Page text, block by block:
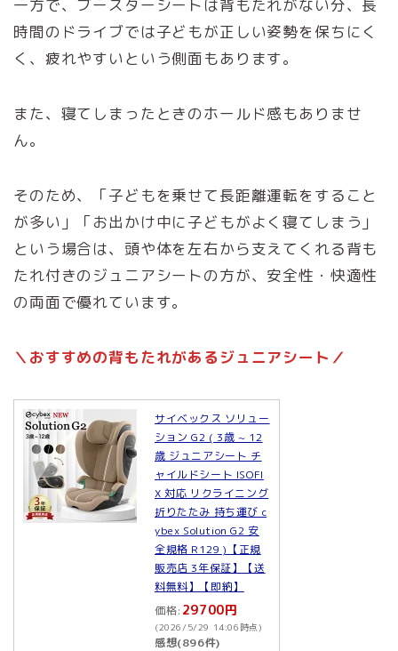
一方で、ブースターシートは背もたれがない分、長
時間のドライブでは子どもが正しい姿勢を保ちにく
く、疲れやすいという側面もあります。
また、寝てしまったときのホールド感もありませ
ん。
そのため、「子どもを乗せて長距離運転をすること
が多い」「お出かけ中に子どもがよく寝てしまう」
という場合は、頭や体を左右から支えてくれる背も
たれ付きのジュニアシートの方が、安全性・快適性
の両面で優れています。
＼おすすめの背もたれがあるジュニアシート／
サイベックス ソリュー
ション G2 ( 3歳 ~ 12
歳 ジュニアシート チ
ャイルドシート ISOFI
X 対応 リクライニング
折りたたみ 持ち運び c
ybex Solution G2 安
全規格 R129 )【正規
販売店 3年保証】【送
料無料】【即納】
価格: 29700円
(2026/5/29 14:06時点)
感想(896件)